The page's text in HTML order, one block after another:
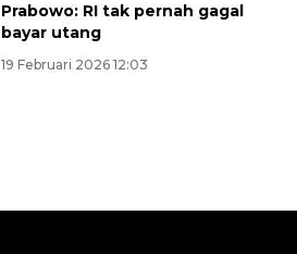
Prabowo: RI tak pernah gagal
bayar utang
19 Februari 2026 12:03